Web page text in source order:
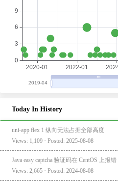
Today In History
uni-app flex 1 纵向无法占据全部高度
Views: 1,109 · Posted: 2025-08-08
Java easy captcha 验证码在 CentOS 上报错
Views: 2,665 · Posted: 2024-08-08